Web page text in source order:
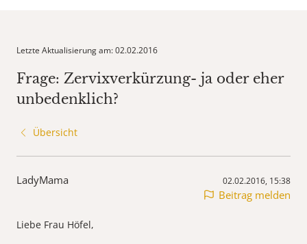
Letzte Aktualisierung am: 02.02.2016
Frage: Zervixverkürzung- ja oder eher
unbedenklich?
Übersicht
LadyMama 02.02.2016, 15:38
Beitrag melden
Liebe Frau Höfel,